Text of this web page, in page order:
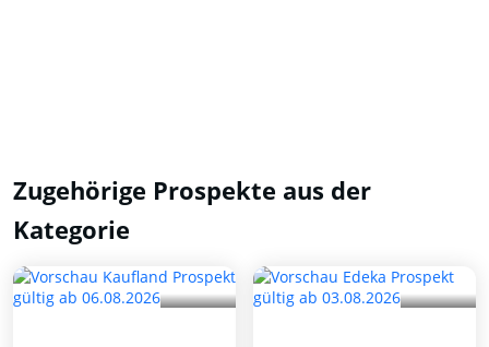
Zugehörige Prospekte aus der
Kategorie